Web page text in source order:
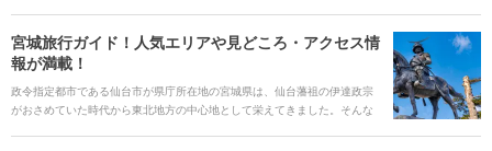
宮城旅行ガイド！人気エリアや見どころ・アクセス情
報が満載！
政令指定都市である仙台市が県庁所在地の宮城県は、仙台藩祖の伊達政宗
がおさめていた時代から東北地方の中心地として栄えてきました。そんな